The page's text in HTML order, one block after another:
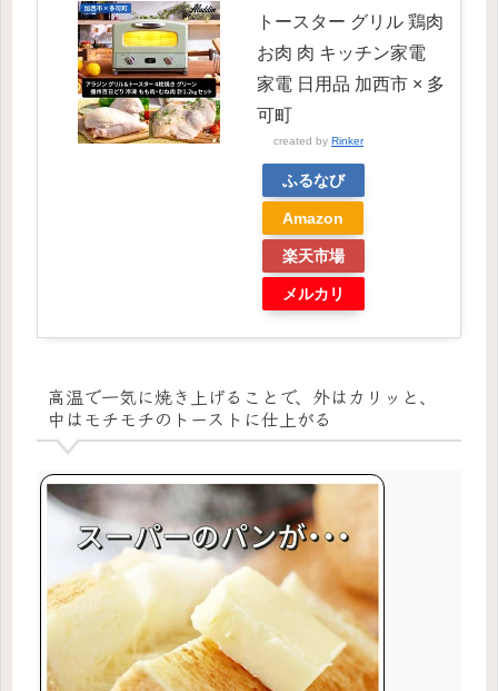
トースター グリル 鶏肉
お肉 肉 キッチン家電
家電 日用品 加西市 × 多
可町
created by Rinker
ふるなび
Amazon
楽天市場
メルカリ
高温で一気に焼き上げることで、外はカリッと、
中はモチモチのトーストに仕上がる